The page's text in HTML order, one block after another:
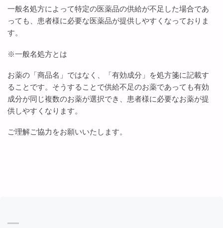
一般名処方によって特定の医薬品の供給が不足した場合であ
っても、患者様に必要な医薬品が提供しやすくなっておりま
す。
※一般名処方とは
お薬の「商品名」ではなく、「有効成分」を処方箋に記載す
ることです。そうすることで供給不足のお薬であっても有効
成分が同じ複数のお薬が選択でき、患者様に必要なお薬が提
供しやすくなります。
ご理解ご協力をお願いいたします。